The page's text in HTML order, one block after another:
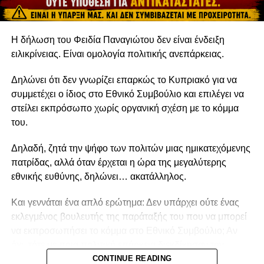
DON'T MISS
“ΧΑΝΕΤΑΙ” ΜΙΑ ΟΛΟΚΛΗΡΗ ΓΕΝΙΑ – Η ΑΝΕΡΓΙΑ
ΣΤΟ ΚΟΚΚΙΝΟ
Η δήλωση του Φειδία Παναγιώτου δεν είναι ένδειξη
ειλικρίνειας. Είναι ομολογία πολιτικής ανεπάρκειας.
Δηλώνει ότι δεν γνωρίζει επαρκώς το Κυπριακό για να
συμμετέχει ο ίδιος στο Εθνικό Συμβούλιο και επιλέγει να
στείλει εκπρόσωπο χωρίς οργανική σχέση με το κόμμα
του.
Δηλαδή, ζητά την ψήφο των πολιτών μιας ημικατεχόμενης
πατρίδας, αλλά όταν έρχεται η ώρα της μεγαλύτερης
εθνικής ευθύνης, δηλώνει… ακατάλληλος.
Και γεννάται ένα απλό ερώτημα: Δεν υπάρχει ούτε ένας
εκλεγμένος βουλευτής της παράταξής του που να μπορεί
εμπιστοσύνη των Κυπρίων;CONTINUE READING